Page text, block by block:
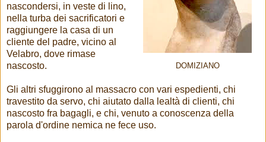
DOMIZIANO
nascondersi, in veste di lino,
nella turba dei sacrificatori e
raggiungere la casa di un
cliente del padre, vicino al
Velabro, dove rimase
nascosto.
Gli altri sfuggirono al massacro con vari espedienti, chi
travestito da servo, chi aiutato dalla lealtà di clienti, chi
nascosto fra bagagli, e chi, venuto a conoscenza della
parola d'ordine nemica ne fece uso.